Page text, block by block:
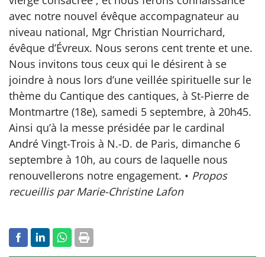
avec notre nouvel évêque accompagnateur au
niveau national, Mgr Christian Nourrichard,
évêque d’Évreux. Nous serons cent trente et une.
Nous invitons tous ceux qui le désirent à se
joindre à nous lors d’une veillée spirituelle sur le
thème du Cantique des cantiques, à St-Pierre de
Montmartre (18e), samedi 5 septembre, à 20h45.
Ainsi qu’à la messe présidée par le cardinal
André Vingt-Trois à N.-D. de Paris, dimanche 6
septembre à 10h, au cours de laquelle nous
renouvellerons notre engagement. • Propos
recueillis par Marie-Christine Lafon